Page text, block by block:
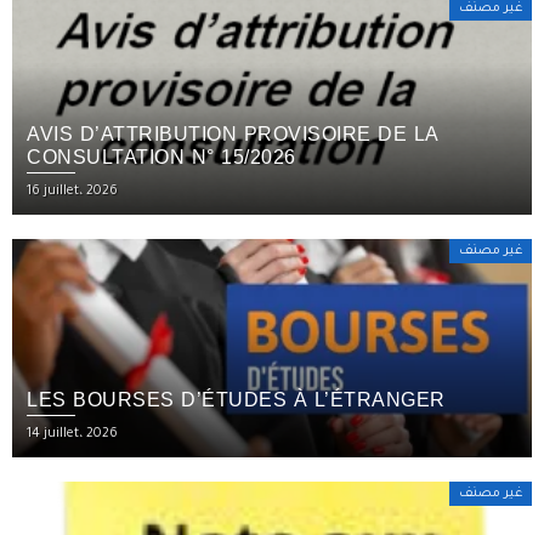
غير مصنف
AVIS D’ATTRIBUTION PROVISOIRE DE LA
CONSULTATION N° 15/2026
16 juillet، 2026
غير مصنف
LES BOURSES D’ÉTUDES À L’ÉTRANGER
14 juillet، 2026
غير مصنف